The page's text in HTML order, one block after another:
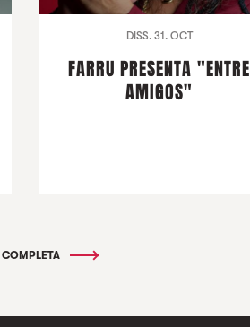
DISS. 31. OCT
FARRU PRESENTA "ENTRE
AMIGOS"